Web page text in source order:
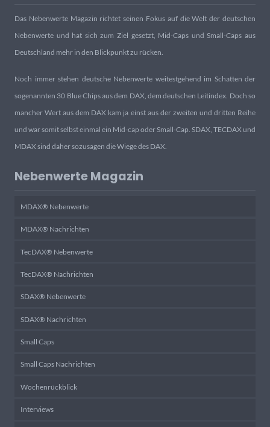
Das Nebenwerte Magazin richtet seinen Fokus auf die Welt der deutschen
Nebenwerte und hat sich zum Ziel gesetzt, Mid-Caps und Small-Caps aus
Deutschland mehr in den Blickpunkt zu rücken.
Noch immer stehen deutsche Nebenwerte weitestgehend im Schatten der
sogenannten 30 Blue Chips aus dem DAX, dem deutschen Leitindex. Doch so
mancher Wert aus dem DAX kam ja einst aus der zweiten und dritten Reihe
und war somit selbst einmal ein Mid-cap oder Small-Cap. SDAX, TECDAX und
MDAX sind daher sozusagen die Wiege des DAX.
Nebenwerte Magazin
MDAX® Nebenwerte
MDAX® Nachrichten
TecDAX® Nebenwerte
TecDAX® Nachrichten
SDAX® Nebenwerte
SDAX® Nachrichten
Small Caps
Small Caps Nachrichten
Wochenrückblick
Interviews